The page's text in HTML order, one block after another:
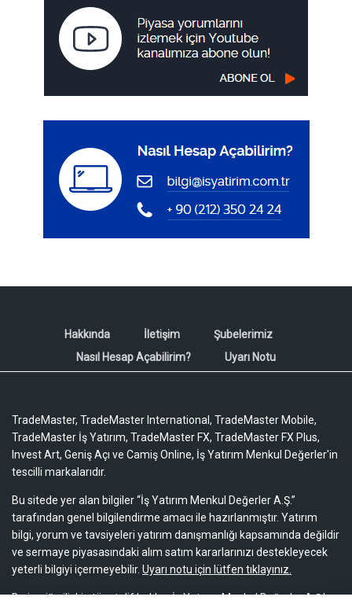
Hakkında İletişim
Şubelerimiz
Nasıl Hesap Açabilirim?
Uyarı Notu
TradeMaster, TradeMaster International, TradeMaster Mobile,
TradeMaster İş Yatırım, TradeMaster FX, TradeMaster FX Plus,
Invest Art, Geniş Açı ve Camiş Online, İş Yatırım Menkul Değerler'in
tescilli markalarıdır.
Bu sitede yer alan bilgiler “İş Yatırım Menkul Değerler A.Ş.”
tarafından genel bilgilendirme amacı ile hazırlanmıştır. Yatırım
bilgi, yorum ve tavsiyeleri yatırım danışmanlığı kapsamında değildir
ve sermaye piyasasındaki alım satım kararlarınızı destekleyecek
yeterli bilgiyi içermeyebilir. Uyarı notu için lütfen tıklayınız.
Bu içeriğe ilişkin tüm telif hakları İş Yatırım Menkul Değerler A.Ş.’ye